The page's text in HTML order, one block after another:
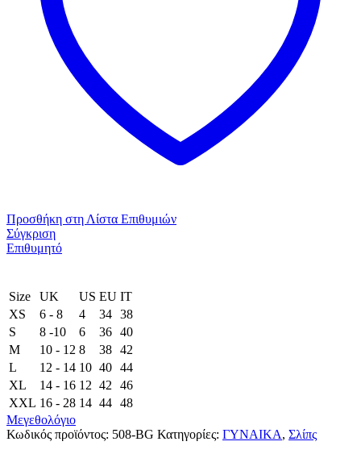
Προσθήκη στη Λίστα Επιθυμιών
Σύγκριση
Επιθυμητό
Size UK US EU ΙΤ
XS
6 - 8 4 34 38
S
8 -10 6 36 40
M
10 - 12 8 38 42
L
12 - 14 10 40 44
XL
14 - 16 12 42
46
XXL 16 - 28 14 44 48
Μεγεθολόγιο
Κωδικός προϊόντος: 508-BG Κατηγορίες: ΓΥΝΑΙΚΑ, Σλίπς